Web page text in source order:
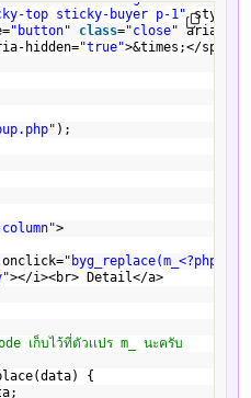
top sticky-buyer p-1" style=
"button" class="close" aria-
hidden="true">&times;</span>
);
>
onclick="byg_replace(m_<?php
></i><br> Detail</a>
เก็บไว้ที่ตัวเเปร m_ นะครับ
{